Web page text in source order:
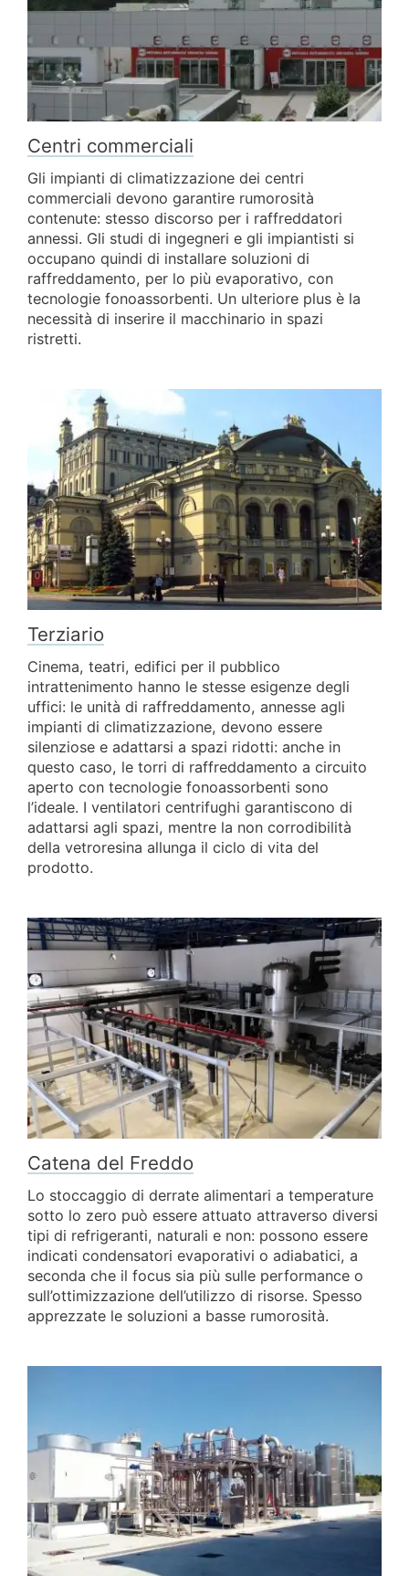
Centri commerciali
Gli impianti di climatizzazione dei centri
commerciali devono garantire rumorosità
contenute: stesso discorso per i raffreddatori
annessi. Gli studi di ingegneri e gli impiantisti si
occupano quindi di installare soluzioni di
raffreddamento, per lo più evaporativo, con
tecnologie fonoassorbenti. Un ulteriore plus è la
necessità di inserire il macchinario in spazi
ristretti.
Terziario
Cinema, teatri, edifici per il pubblico
intrattenimento hanno le stesse esigenze degli
uffici: le unità di raffreddamento, annesse agli
impianti di climatizzazione, devono essere
silenziose e adattarsi a spazi ridotti: anche in
questo caso, le torri di raffreddamento a circuito
aperto con tecnologie fonoassorbenti sono
l’ideale. I ventilatori centrifughi garantiscono di
adattarsi agli spazi, mentre la non corrodibilità
della vetroresina allunga il ciclo di vita del
prodotto.
Catena del Freddo
Lo stoccaggio di derrate alimentari a temperature
sotto lo zero può essere attuato attraverso diversi
tipi di refrigeranti, naturali e non: possono essere
indicati condensatori evaporativi o adiabatici, a
seconda che il focus sia più sulle performance o
sull’ottimizzazione dell’utilizzo di risorse. Spesso
apprezzate le soluzioni a basse rumorosità.